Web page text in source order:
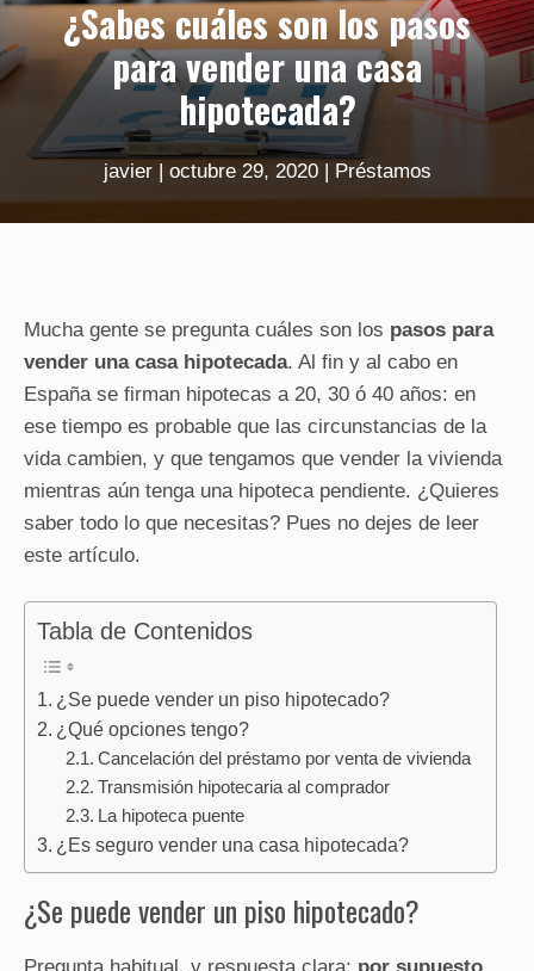
¿Sabes cuáles son los pasos
para vender una casa
hipotecada?
javier| octubre 29, 2020| Préstamos
Mucha gente se pregunta cuáles son los pasos para
vender una casa hipotecada. Al fin y al cabo en
España se firman hipotecas a 20, 30 ó 40 años: en
ese tiempo es probable que las circunstancias de la
vida cambien, y que tengamos que vender la vivienda
mientras aún tenga una hipoteca pendiente. ¿Quieres
saber todo lo que necesitas? Pues no dejes de leer
este artículo.
Tabla de Contenidos
¿Se puede vender un piso hipotecado?
¿Qué opciones tengo?
Cancelación del préstamo por venta de vivienda
Transmisión hipotecaria al comprador
La hipoteca puente
¿Es seguro vender una casa hipotecada?
¿Se puede vender un piso hipotecado?